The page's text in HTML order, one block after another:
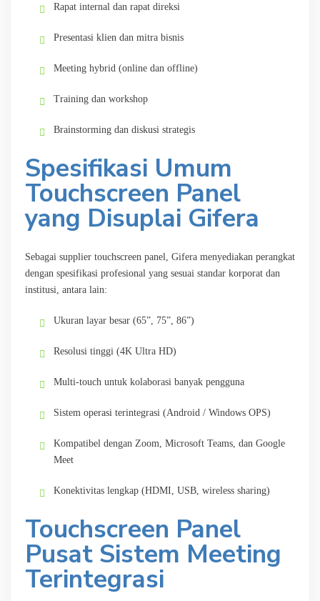
Rapat internal dan rapat direksi
Presentasi klien dan mitra bisnis
Meeting hybrid (online dan offline)
Training dan workshop
Brainstorming dan diskusi strategis
Spesifikasi Umum
Touchscreen Panel
yang Disuplai Gifera
Sebagai supplier touchscreen panel, Gifera menyediakan perangkat
dengan spesifikasi profesional yang sesuai standar korporat dan
institusi, antara lain:
Ukuran layar besar (65”, 75”, 86”)
Resolusi tinggi (4K Ultra HD)
Multi-touch untuk kolaborasi banyak pengguna
Sistem operasi terintegrasi (Android / Windows OPS)
Kompatibel dengan Zoom, Microsoft Teams, dan Google
Meet
Konektivitas lengkap (HDMI, USB, wireless sharing)
Touchscreen Panel
Pusat Sistem Meeting
Terintegrasi